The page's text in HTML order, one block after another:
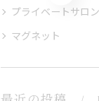
プライベートサロン
マグネット